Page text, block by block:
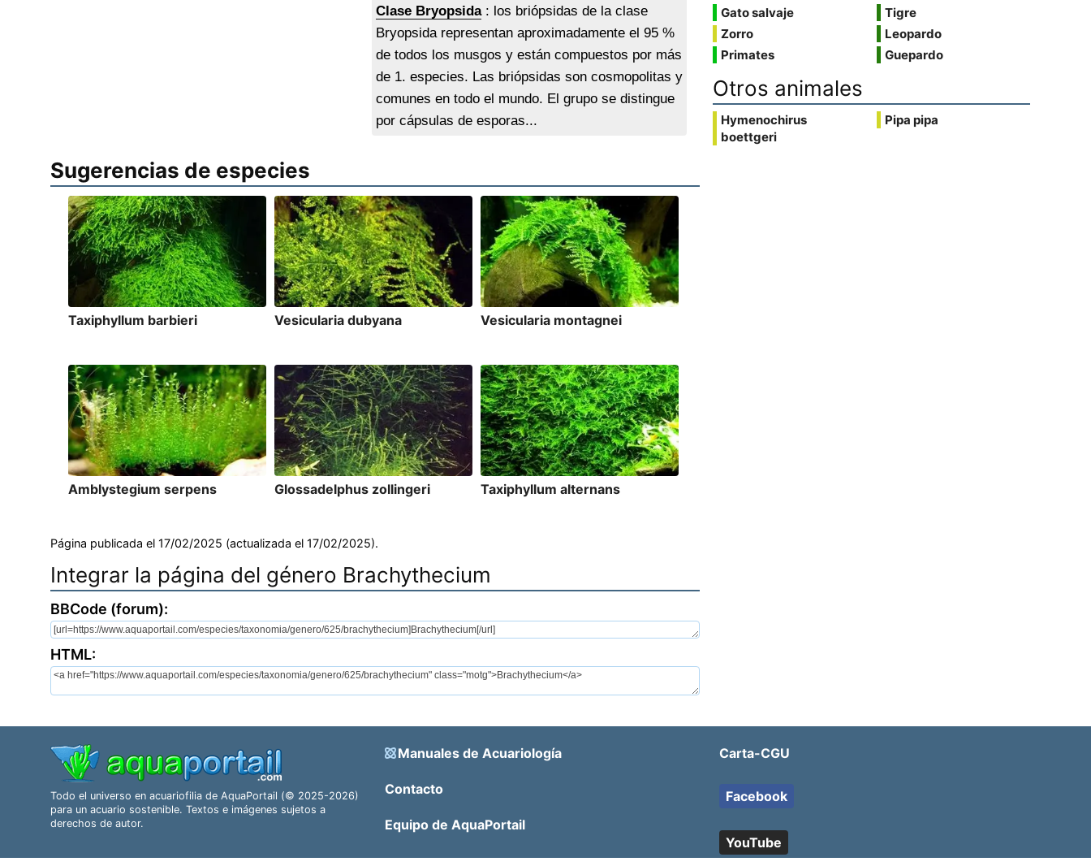
Clase Bryopsida: los briópsidas de la clase
Bryopsida representan aproximadamente el 95 %
de todos los musgos y están compuestos por más
de 1. especies. Las briópsidas son cosmopolitas y
comunes en todo el mundo. El grupo se distingue
por cápsulas de esporas...
Sugerencias de especies
Taxiphyllum barbieri Vesicularia dubyana Vesicularia montagnei
Amblystegium serpens Glossadelphus zollingeri Taxiphyllum alternans
Página publicada el 17/02/2025 (actualizada el 17/02/2025).
Integrar la página del género Brachythecium
BBCode (forum):
HTML:
Gato salvaje
Zorro
Primates
Tigre
Leopardo
Guepardo
Otros animales
Hymenochirus
boettgeri
Pipa pipa
Todo el universo en acuariofilia de AquaPortail (© 2025-2026)
para un acuario sostenible. Textos e imágenes sujetos a
derechos de autor.
Manuales de Acuariología
Contacto
Equipo de AquaPortail
Carta-CGU
Facebook
YouTube